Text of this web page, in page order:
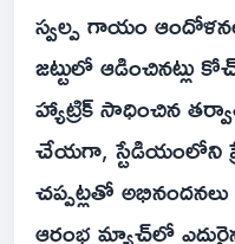
స్వల్ప గాయం
జట్టులో
హ్యాట్రిక్ సాధించిన
చేయగా, స్టేడియంలోని
చప్పట్లతో
ఆరంభ మ్యాచ్‌లో